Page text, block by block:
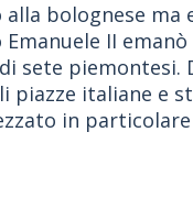
bolognese
II emanò
sete piemontesi.
piazze italiane e
in particolare